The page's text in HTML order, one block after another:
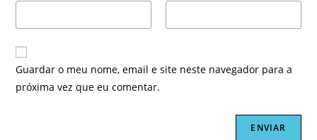
Guardar o meu nome, email e site neste navegador para a
próxima vez que eu comentar.